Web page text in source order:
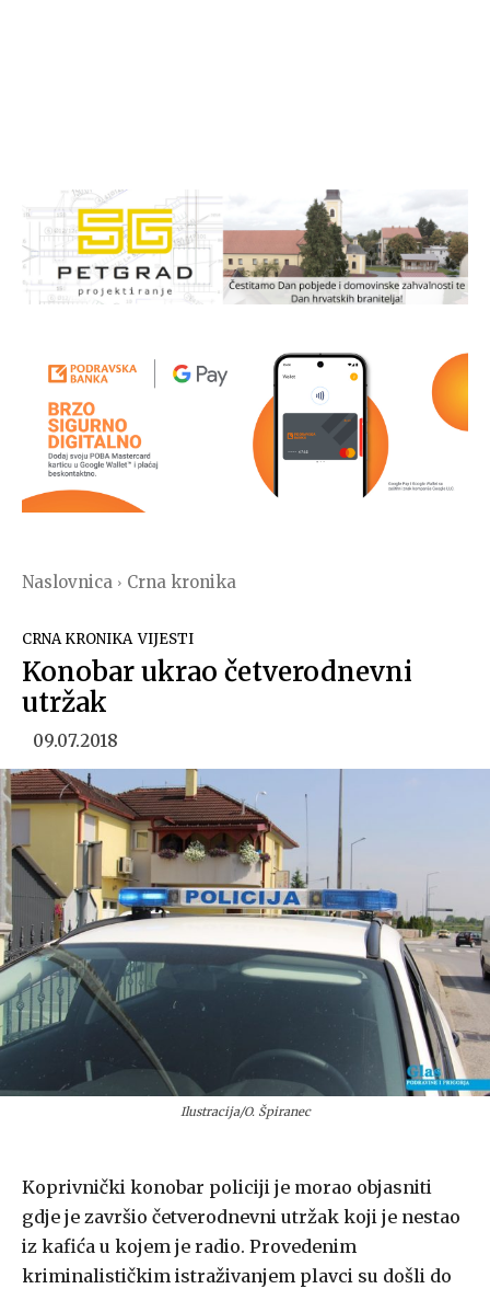
Naslovnica Crna kronika
CRNA KRONIKA VIJESTI
Konobar ukrao četverodnevni
utržak
09.07.2018
Ilustracija/O. Špiranec
Koprivnički konobar policiji je morao objasniti
gdje je završio četverodnevni utržak koji je nestao
iz kafića u kojem je radio. Provedenim
kriminalističkim istraživanjem plavci su došli do